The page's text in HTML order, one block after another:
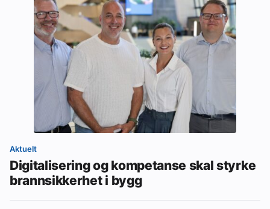
Aktuelt
Digitalisering og kompetanse skal styrke
brannsikkerhet i bygg